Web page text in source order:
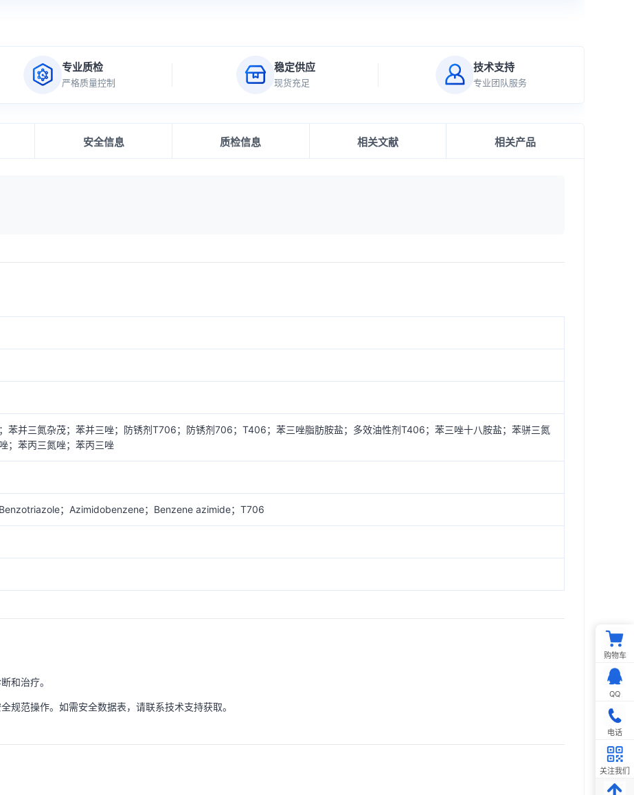
专业质检
严格质量控制
稳定供应
现货充足
技术支持
专业团队服务
安全信息 质检信息 相关文献 相关产品
苯并三氮杂茂；苯并三唑；防锈剂T706；防锈剂706；T406；苯三唑脂肪胺盐；多效油性剂T406；苯三唑十八胺盐；苯骈三氮
；苯丙三氮唑；苯丙三唑
；Azimidobenzene；Benzene azimide；T706
和治疗。
规范操作。如需安全数据表，请联系技术支持获取。
购物车
QQ
电话
关注我们